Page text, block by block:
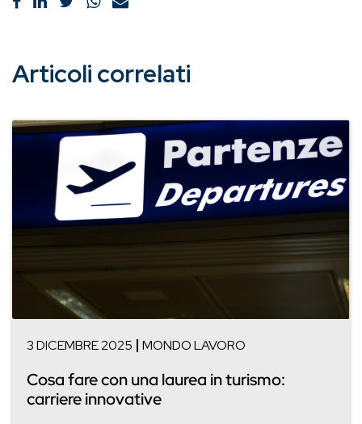
Articoli correlati
3 DICEMBRE 2025 MONDO LAVORO
Cosa fare con una laurea in turismo:
carriere innovative